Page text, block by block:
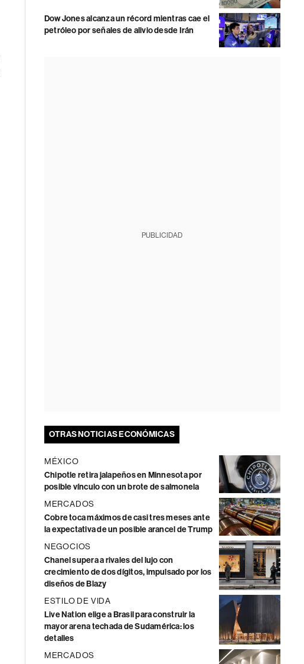
Dow Jones alcanza un récord mientras cae el
petróleo por señales de alivio desde Irán
PUBLICIDAD
OTRAS NOTICIAS ECONÓMICAS
MÉXICO
Chipotle retira jalapeños en Minnesota por
posible vínculo con un brote de salmonela
MERCADOS
Cobre toca máximos de casi tres meses ante
la expectativa de un posible arancel de Trump
NEGOCIOS
Chanel supera a rivales del lujo con
crecimiento de dos dígitos, impulsado por los
diseños de Blazy
ESTILO DE VIDA
Live Nation elige a Brasil para construir la
mayor arena techada de Sudamérica: los
detalles
MERCADOS